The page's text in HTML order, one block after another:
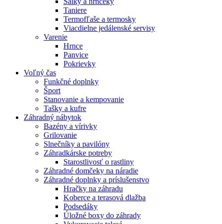
Taniere
Termofľaše a termosky
Viacdielne jedálenské servisy
Varenie
Hrnce
Panvice
Pokrievky
Voľný čas
Funkčné doplnky
Šport
Stanovanie a kempovanie
Tašky a kufre
Záhradný nábytok
Bazény a vírivky
Grilovanie
Slnečníky a pavilóny
Záhradkárske potreby
Starostlivosť o rastliny
Záhradné domčeky na náradie
Záhradné doplnky a príslušenstvo
Hračky na záhradu
Koberce a terasová dlažba
Podsedáky
Úložné boxy do záhrady